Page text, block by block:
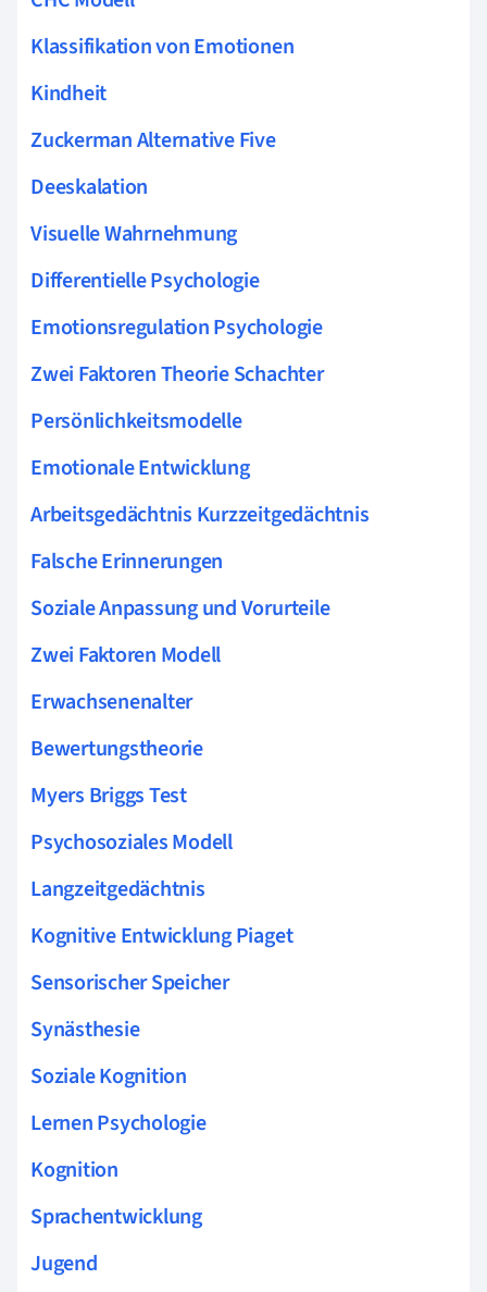
Klassifikation von Emotionen
Kindheit
Zuckerman Alternative Five
Deeskalation
Visuelle Wahrnehmung
Differentielle Psychologie
Emotionsregulation Psychologie
Zwei Faktoren Theorie Schachter
Persönlichkeitsmodelle
Emotionale Entwicklung
Arbeitsgedächtnis Kurzzeitgedächtnis
Falsche Erinnerungen
Soziale Anpassung und Vorurteile
Zwei Faktoren Modell
Erwachsenenalter
Bewertungstheorie
Myers Briggs Test
Psychosoziales Modell
Langzeitgedächtnis
Kognitive Entwicklung Piaget
Sensorischer Speicher
Synästhesie
Soziale Kognition
Lernen Psychologie
Kognition
Sprachentwicklung
Jugend